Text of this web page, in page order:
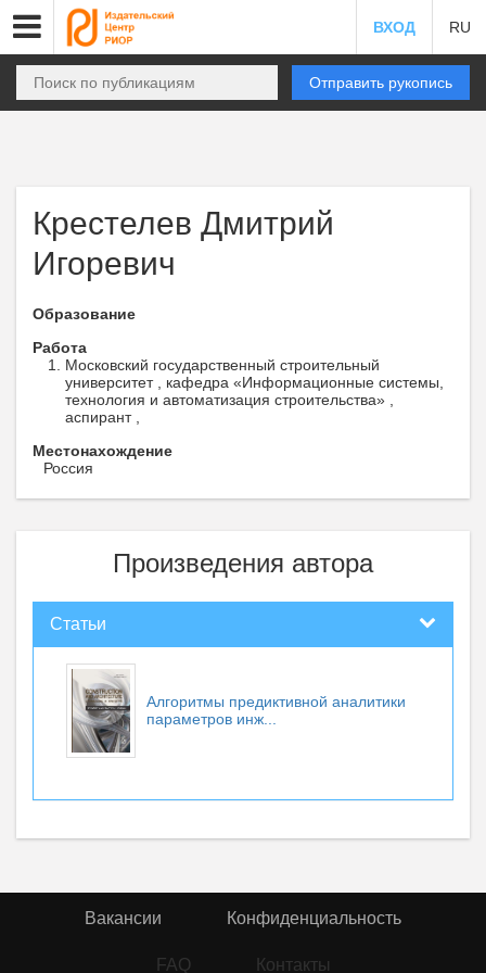
ВХОД RU
Отправить рукопись
Крестелев Дмитрий
Игоревич
Образование
Работа
Московский государственный строительный
университет , кафедра «Информационные системы,
технология и автоматизация строительства» ,
аспирант ,
Местонахождение
Россия
Произведения автора
Статьи
Алгоритмы предиктивной аналитики
параметров инж...
Вакансии Конфиденциальность
FAQ Контакты